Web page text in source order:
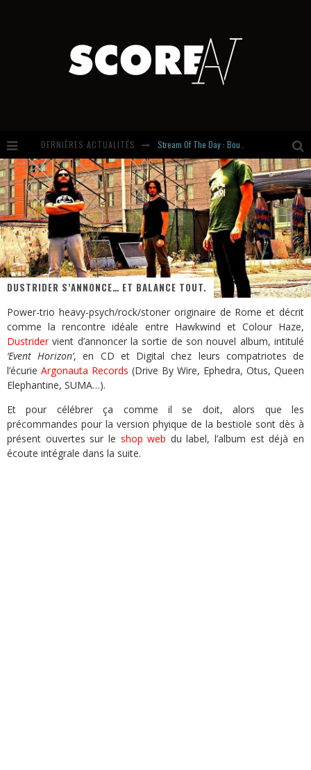
DERNIÈRES ACTUALITÉS
Russian Circles share « Empath » & « Eluvial » singles. Same Language. Different Damage.
Hardcore, Actually. Meet Cút Lộn
Introducing Newcomer : Gudewife
DUSTRIDER S’ANNONCE… ET BALANCE TOUT.
Power-trio heavy-psych/rock/stoner originaire de Rome et décrit
comme la rencontre idéale entre Hawkwind et Colour Haze,
Dustridervient d’annoncer la sortie de son nouvel album, intitulé
‘Event Horizon’, en CD et Digital chez leurs compatriotes de
l’écurie Argonauta Records (Drive By Wire, Ephedra, Otus, Queen
Elephantine, SUMA…).
Et pour célébrer ça comme il se doit, alors que les
précommandes pour la version phyique de la bestiole sont dès à
présent ouvertes sur le shop web du label, l’album est déjà en
écoute intégrale dans la suite.